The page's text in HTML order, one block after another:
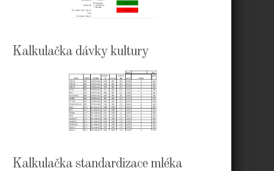
Kalkulačka dávky kultury
Kalkulačka standardizace mléka